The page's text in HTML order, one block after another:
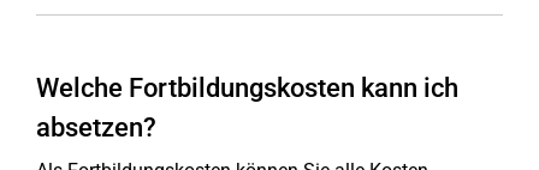
Welche Fortbildungskosten kann ich
absetzen?